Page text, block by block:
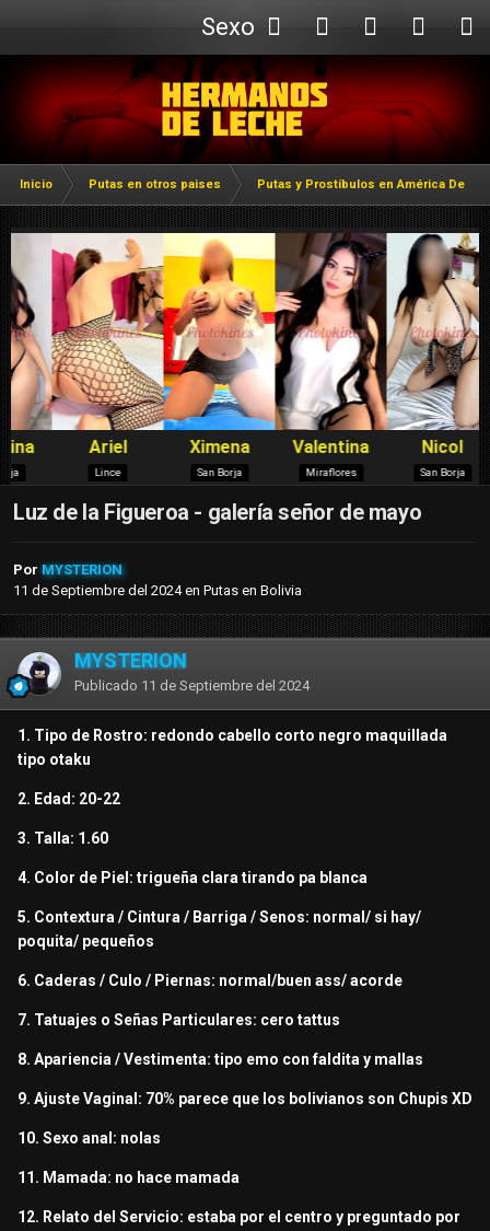
Sexo
Webcam
Inicio Putas en otros paises Putas y Prostíbulos en América Del
Luz de la Figueroa - galería señor de mayo
Por MYSTERION
11 de Septiembre del 2024en Putas en Bolivia
MYSTERION
Publicado 11 de Septiembre del 2024
1. Tipo de Rostro: redondo cabello corto negro maquillada
tipo otaku
2. Edad: 20-22
3. Talla: 1.60
4. Color de Piel: trigueña clara tirando pa blanca
5. Contextura / Cintura / Barriga / Senos: normal/ si hay/
poquita/ pequeños
6. Caderas / Culo / Piernas: normal/buen ass/ acorde
7. Tatuajes o Señas Particulares: cero tattus
8. Apariencia / Vestimenta: tipo emo con faldita y mallas
9. Ajuste Vaginal: 70% parece que los bolivianos son Chupis XD
10. Sexo anal: nolas
11. Mamada: no hace mamada
12. Relato del Servicio: estaba por el centro y preguntado por